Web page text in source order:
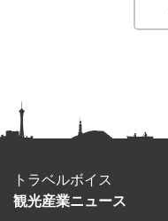
トラベルボイス
観光産業ニュース